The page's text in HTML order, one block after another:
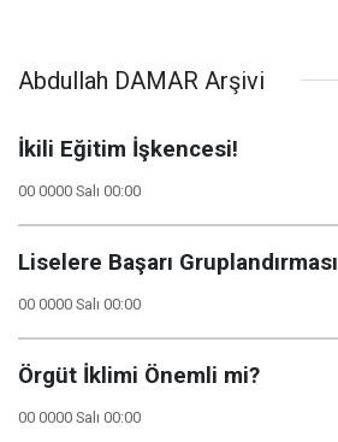
Abdullah DAMAR Arşivi
İkili Eğitim İşkencesi!
00 0000 Salı 00:00
Liselere Başarı Gruplandırması
00 0000 Salı 00:00
Örgüt İklimi Önemli mi?
00 0000 Salı 00:00